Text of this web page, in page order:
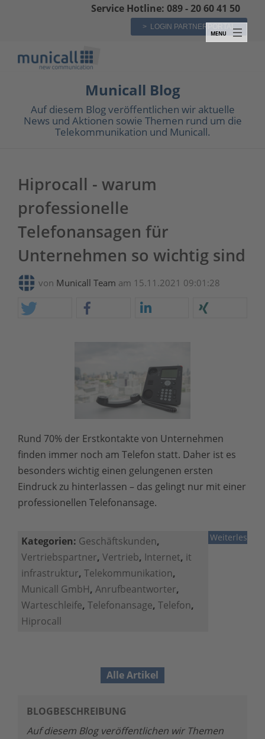
Service Hotline: 089 - 20 60 41 50
> LOGIN PARTNERPORTAL
Municall Blog
Auf diesem Blog veröffentlichen wir aktuelle
News und Aktionen sowie Themen rund um die
Telekommunikation und Municall.
Hiprocall - warum
professionelle
Telefonansagen für
Unternehmen so wichtig sind
von Municall Team am 15.11.2021 09:01:28
Rund 70% der Erstkontakte von Unternehmen
finden immer noch am Telefon statt. Daher ist es
besonders wichtig einen gelungenen ersten
Eindruck zu hinterlassen – das gelingt nur mit einer
professionellen Telefonansage.
Weiterlesen
Kategorien: Geschäftskunden,
Vertriebspartner, Vertrieb, Internet, it
infrastruktur, Telekommunikation,
Municall GmbH, Anrufbeantworter,
Warteschleife, Telefonansage, Telefon,
Hiprocall
Alle Artikel
BLOGBESCHREIBUNG
Auf diesem Blog veröffentlichen wir Themen